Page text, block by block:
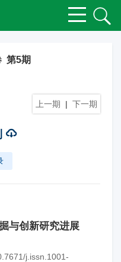
第5期
上一期 | 下一期
与创新研究进展
j.issn.1001-